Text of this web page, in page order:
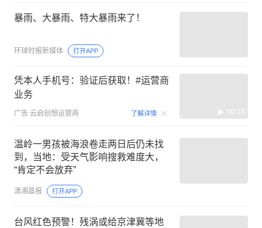
暴雨、大暴雨、特大暴雨来了！
环球时报新媒体 打开APP
凭本人手机号：验证后获取！#运营商
业务
广告 云启创想运营商 了解详情 00:15
温岭一男孩被海浪卷走两日后仍未找
到，当地：受天气影响搜救难度大，
“肯定不会放弃”
潇湘晨报 打开APP
台风红色预警！残涡或给京津冀等地